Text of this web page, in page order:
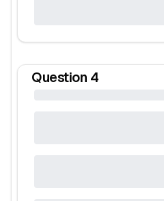
Question 4